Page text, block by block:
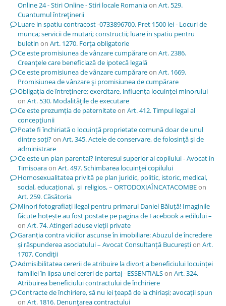
Online 24 - Stiri Online - Stiri locale Romaniaon Art. 529.
Cuantumul întreţinerii
Luare in spatiu contracost -0733896700. Pret 1500 lei - Locuri de
munca; servicii de mutari; constructii; luare in spatiu pentru
buletin on Art. 1270. Forţa obligatorie
Ce este promisiunea de vânzare cumpărareon Art. 2386.
Creanţele care beneficiază de ipotecă legală
Ce este promisiunea de vânzare cumpărareon Art. 1669.
Promisiunea de vânzare şi promisiunea de cumpărare
Obligația de întreținere: exercitare, influența locuinței minorului
on Art. 530. Modalităţile de executare
Ce este prezumția de paternitateon Art. 412. Timpul legal al
concepţiunii
Poate fi închiriată o locuință proprietate comună doar de unul
dintre soți?on Art. 345. Actele de conservare, de folosinţă şi de
administrare
Ce este un plan parental? Interesul superior al copilului - Avocat in
Timisoaraon Art. 497. Schimbarea locuinţei copilului
Homosexualitatea privită pe plan juridic, politic, istoric, medical,
social, educațional, și religios, – ORTODOXIAÎNCATACOMBEon
Art. 259. Căsătoria
Minori fotografiați ilegal pentru primarul Daniel Băluță! Imaginile
făcute hoțește au fost postate pe pagina de Facebook a edilului –
on Art. 74. Atingeri aduse vieţii private
Garanția contra viciilor ascunse în imobiliare: Abuzul de încredere
și răspunderea asociatului – Avocat Consultanță Bucureștion Art.
1707. Condiţii
Admisibilitatea cererii de atribuire la divorț a beneficiului locuinței
familiei în lipsa unei cereri de partaj - ESSENTIALSon Art. 324.
Atribuirea beneficiului contractului de închiriere
Contracte de închiriere, să nu iei țeapă de la chiriași; avocații spun
on Art. 1816. Denunţarea contractului